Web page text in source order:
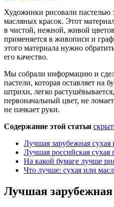
Художники рисовали пастелью
масляных красок. Этот
в чистой, нежной, живой
применяется в живописи и
этого материала нужно
его качество.
Мы собрали информацию и
пастели, которая оставляет на
штрихи, легко
первоначальный цвет, не
не пачкает руки.
Содержание этой статьи
Лучшая зарубежная сухая
Лучшая российская сухая
На какой бумаге лучше
Что лучше: сухая или
Лучшая зарубежная